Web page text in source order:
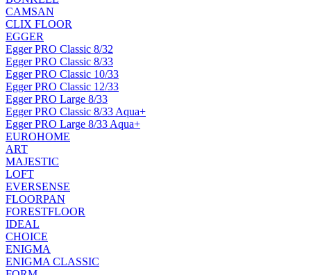
CAMSAN
CLIX FLOOR
EGGER
Egger PRO Classic 8/32
Egger PRO Classic 8/33
Egger PRO Classic 10/33
Egger PRO Classic 12/33
Egger PRO Large 8/33
Egger PRO Classic 8/33 Aqua+
Egger PRO Large 8/33 Aqua+
EUROHOME
ART
MAJESTIC
LOFT
EVERSENSE
FLOORPAN
FORESTFLOOR
IDEAL
CHOICE
ENIGMA
ENIGMA CLASSIC